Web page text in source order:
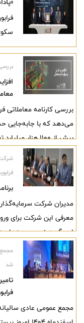
سال جاری خبر داد.
بیش از ۱۱۰۰
رشد ۱۰۵ و ۱۷۱ درصدی همراه شده است.
مدیران شرکت
معرفی این شرکت برای
این گروه، زیرمجموعه‌های
آن را اعلام کردند.
شد